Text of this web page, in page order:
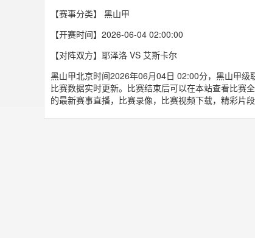
【赛事分类】 黑山甲
【开赛时间】2026-06-04 02:00:00
【对阵双方】耶泽洛 VS 艾斯卡尔
黑山甲北京时间2026年06月04日 02:00分，黑山甲级
比赛数据实时更新。比赛结束后可以在本站查看比赛
的最新赛事直播，比赛录像，比赛视频下载，精彩片段